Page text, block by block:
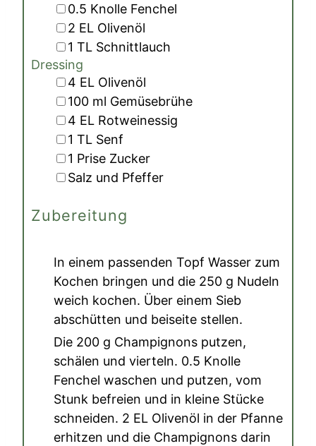
▢
0.5 Knolle Fenchel
▢
2 EL Olivenöl
▢
1 TL Schnittlauch
Dressing
▢
4 EL Olivenöl
▢
100 ml Gemüsebrühe
▢
4 EL Rotweinessig
▢
1 TL Senf
▢
1 Prise Zucker
▢
Salz und Pfeffer
Zubereitung
In einem passenden Topf Wasser zum
Kochen bringen und die 250 g Nudeln
weich kochen. Über einem Sieb
abschütten und beiseite stellen.
Die 200 g Champignons putzen,
schälen und vierteln. 0.5 Knolle
Fenchel waschen und putzen, vom
Stunk befreien und in kleine Stücke
schneiden. 2 EL Olivenöl in der Pfanne
erhitzen und die Champignons darin